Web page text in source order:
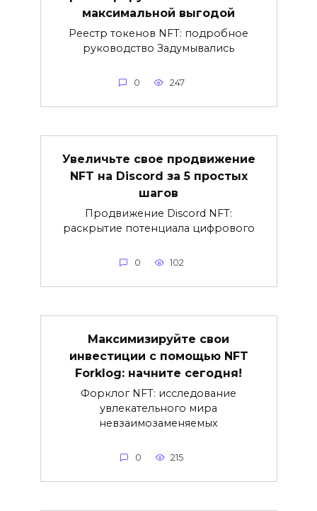
максимальной выгодой
Реестр токенов NFT: подробное
руководство Задумывались
0 247
Увеличьте свое продвижение
NFT на Discord за 5 простых
шагов
Продвижение Discord NFT:
раскрытие потенциала цифрового
0 102
Максимизируйте свои
инвестиции с помощью NFT
Forklog: начните сегодня!
Форклог NFT: исследование
увлекательного мира
невзаимозаменяемых
0 215